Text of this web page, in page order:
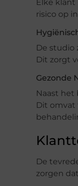
Elke
risico op
De studio
Dit zorgt
Gezonde
Naast het
Dit omvat
De
zorgen